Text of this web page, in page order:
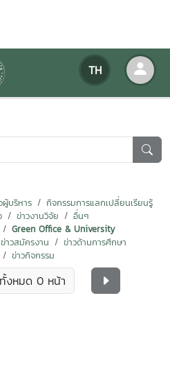
TH
ผู้บริหาร
กิจกรรมการแลกเปลี่ยนเรียนรู้
ข่าวงานวิจัย
อื่นๆ
Green Office & University
ข่าวสมัครงาน
ข่าวด้านการศึกษา
ข่าวกิจกรรม
ทั้งหมด 0 หน้า